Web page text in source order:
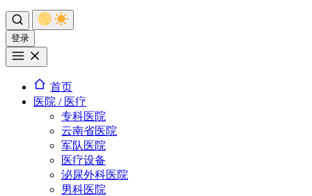
登录
首页
医院 / 医疗
专科医院
云南省医院
军队医院
医疗设备
泌尿外科医院
男科医院